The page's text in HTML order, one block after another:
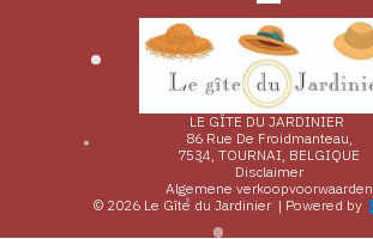
LE GÎTE DU JARDINIER
86 Rue De Froidmanteau,
7534, TOURNAI, BELGIQUE
Disclaimer
Algemene verkoopvoorwaarden
© 2026 Le Gîte du Jardinier | Powered by